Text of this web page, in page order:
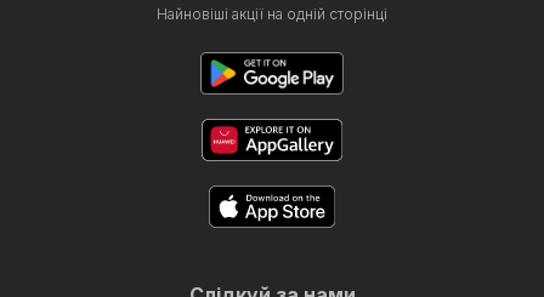
Найновіші акції на одній сторінці